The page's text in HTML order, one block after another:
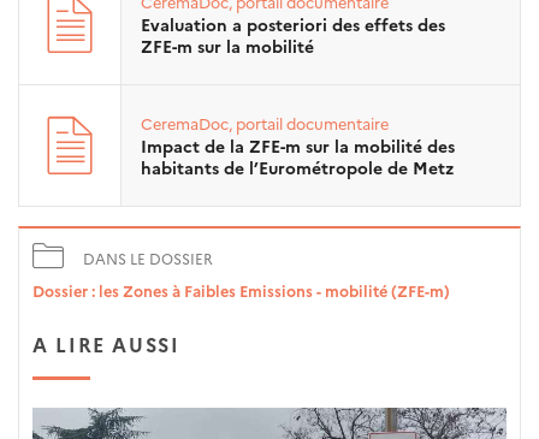
Evaluation a posteriori des effets des
ZFE-m sur la mobilité
CeremaDoc, portail documentaire
Impact de la ZFE-m sur la mobilité des
habitants de l’Eurométropole de Metz
DANS LE DOSSIER
Dossier : les Zones à Faibles Emissions - mobilité (ZFE-m)
A LIRE AUSSI